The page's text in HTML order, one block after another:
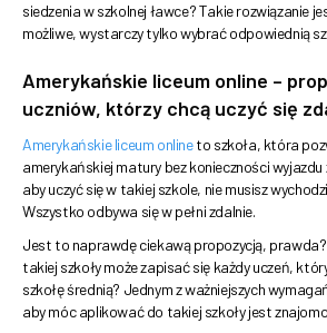
siedzenia w szkolnej ławce? Takie rozwiązanie
możliwe, wystarczy tylko wybrać odpowiednią
Amerykańskie liceum online –
uczniów, którzy chcą uczyć się
Amerykańskie liceum onlineto szkoła, która
amerykańskiej matury bez konieczności wyjazdu
aby uczyć się w takiej szkole, nie musisz
Wszystko odbywa się w pełni zdalnie.
Jest to naprawdę ciekawą propozycją, prawda?
takiej szkoły może zapisać się każdy uczeń,
szkołę średnią? Jednym z ważniejszych
aby móc aplikować do takiej szkoły jest